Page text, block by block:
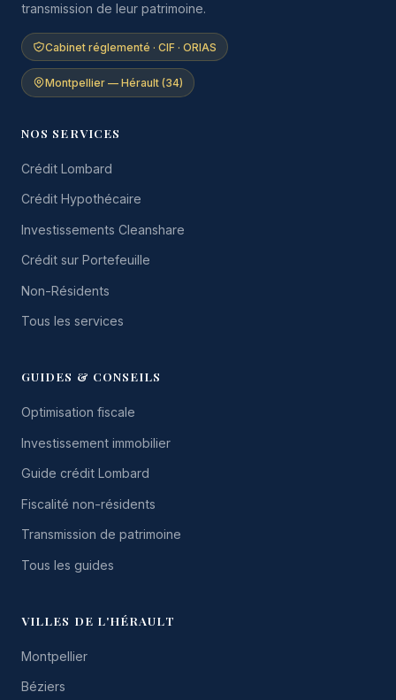
transmission de leur patrimoine.
Cabinet réglementé · CIF · ORIAS
Montpellier — Hérault (34)
NOS SERVICES
Crédit Lombard
Crédit Hypothécaire
Investissements Cleanshare
Crédit sur Portefeuille
Non-Résidents
Tous les services
GUIDES & CONSEILS
Optimisation fiscale
Investissement immobilier
Guide crédit Lombard
Fiscalité non-résidents
Transmission de patrimoine
Tous les guides
VILLES DE L'HÉRAULT
Montpellier
Béziers